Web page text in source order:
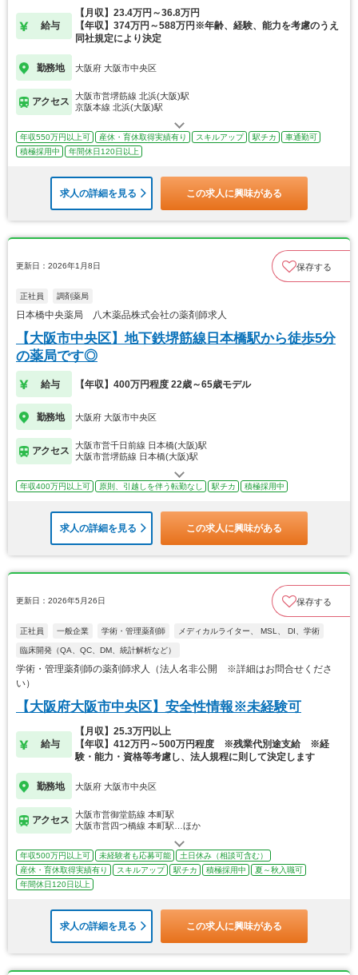
給与
【月収】23.4万円～36.8万円
【年収】374万円～588万円※年齢、経験、能力を考慮のうえ
同社規定により決定
勤務地 大阪府 大阪市中央区
アクセス
大阪市営堺筋線 北浜(大阪)駅
京阪本線 北浜(大阪)駅
年収550万円以上可 産休・育休取得実績有り スキルアップ 駅チカ
車通勤可
積極採用中
年間休日120日以上
求人の詳細を見る この求人に興味がある
更新日：2026年1月8日 保存する
正社員 調剤薬局
日本橋中央薬局 八木薬品株式会社の薬剤師求人
【大阪市中央区】地下鉄堺筋線日本橋駅から徒歩5分
の薬局です◎
給与 【年収】400万円程度 22歳～65歳モデル
勤務地 大阪府 大阪市中央区
アクセス
大阪市営千日前線 日本橋(大阪)駅
大阪市営堺筋線 日本橋(大阪)駅
年収400万円以上可 原則、引越しを伴う転勤なし 駅チカ 積極採用中
求人の詳細を見る この求人に興味がある
更新日：2026年5月26日 保存する
正社員 一般企業 学術・管理薬剤師 メディカルライター、 MSL、 DI、学術
臨床開発（QA、QC、DM、統計解析など）
学術・管理薬剤師の薬剤師求人（法人名非公開 ※詳細はお問合せくださ
い）
【大阪府大阪市中央区】安全性情報※未経験可
給与
【月収】25.3万円以上
【年収】412万円～500万円程度 ※残業代別途支給 ※経
験・能力・資格等考慮し、法人規程に則して決定します
勤務地 大阪府 大阪市中央区
アクセス
大阪市営御堂筋線 本町駅
大阪市営四つ橋線 本町駅…ほか
年収500万円以上可 未経験者も応募可能
土日休み（相談可含む）
産休・育休取得実績有り
スキルアップ 駅チカ 積極採用中
夏～秋入職可
年間休日120日以上
求人の詳細を見る この求人に興味がある